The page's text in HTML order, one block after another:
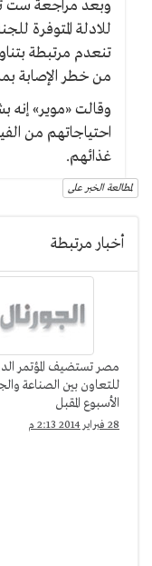
وبعد مراجعة ست
للادلة المتوفرة
تنعدم مرتبطة
من خطر الإصابة
وقالت «موير»
احتياجاتهم من
غذائهم.
لمطالعة الخبر على
أخبار مرتبطة
مصر تستضيف المؤتمر
للتعاون بين الصناعة
الأسبوع المقبل
28 فبراير 2014 2:13 م